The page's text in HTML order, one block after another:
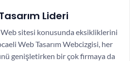
Lideri
sitesi konusunda eksikliklerini
Web Tasarım Webcizgisi, her
genişletirken bir çok firmaya da